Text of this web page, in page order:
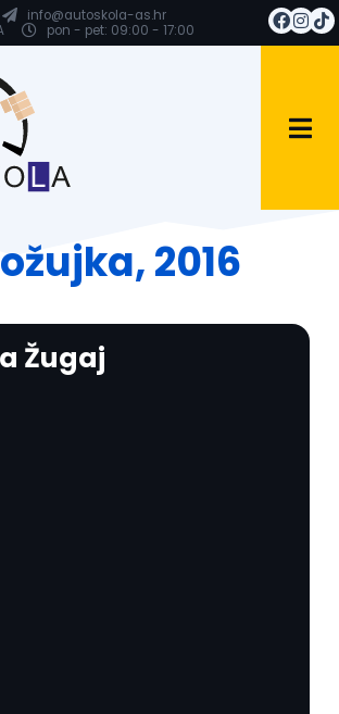
info@autoskola-as.hr
pon - pet: 09:00 - 17:00
2016
Žugaj